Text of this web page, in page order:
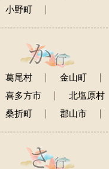
小野町
葛尾村 金山町
喜多方市
北塩原村
桑折町 郡山市